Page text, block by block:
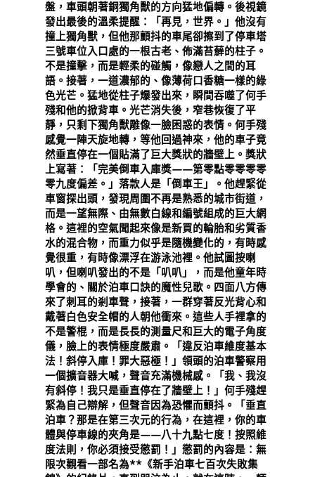
盤，車頭朝著銅獨角獸的方向猛地偏轉。後視鏡
發出最後的溫柔提醒：「再見，世界。」他沒有
撞上獨角獸，但他那顫抖的車尾卻擦到了停車塔
三號車位入口處的一根古老、佈滿苔蘚的柱子。
不是撞擊，而是輕柔的碰觸，像戀人之間的耳
語。接著，一道濃郁的、像薄荷口香糖一樣的綠
色光芒。猛地從柱子爆發出來，瞬間吞噬了何手
殘和他的掀背車。光芒消失後，窄巷恢復了平
靜，只剩下獨角獸雕像一臉困惑的表情。何手殘
感覺一陣天旋地轉，等他回過神來，他的車子竟
然垂直停在一個貼滿了巨大獎狀的牆壁上。獎狀
上寫著：「完美倒車入庫獎——第零點零零零零
零九度偏差。」落款人是「倒車王」。他趕緊從
車窗探出頭，發現周圍不再是熟悉的城市街道，
而是一望無際、由無數白線和編號組成的巨大網
格。這裡的空氣聞起來像是新買的輪胎和劣質香
水的混合物，而重力似乎是隨機變化的，有時感
覺很重，有時像漂浮在游泳池裡。他試圖按喇
叭，但喇叭發出的不是「叭叭」，而是他童年時
學會的、關於泊車口訣的魔性兒歌。四面八方傳
來了刺耳的剎車聲，接著，一群穿著反光背心和
戴著白色安全帽的人朝他衝來。這些人手裡拿的
不是警棍，而是長長的測量尺和巨大的電子角度
儀，臉上的表情極度嚴肅。「違反泊車維度基本
法！斜停入庫！罪大惡極！」領頭的泊車警察用
一個擴音器大喊，聲音充滿機械感。「我、我沒
有斜停！我只是垂直停在了牆壁上！」何手殘趕
緊為自己辯解，但聲音因為恐懼而顫抖。「垂直
泊車？那是在第三次元的行為，在這裡，你的車
體與停車線的夾角是——八十九點七度！按照維
度法則，你必須接受懲罰！」懲罰的內容是：無
限次觀看一部名為**《新手泊車七百次失敗集